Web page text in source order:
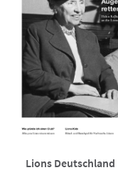
Lions Deutschland